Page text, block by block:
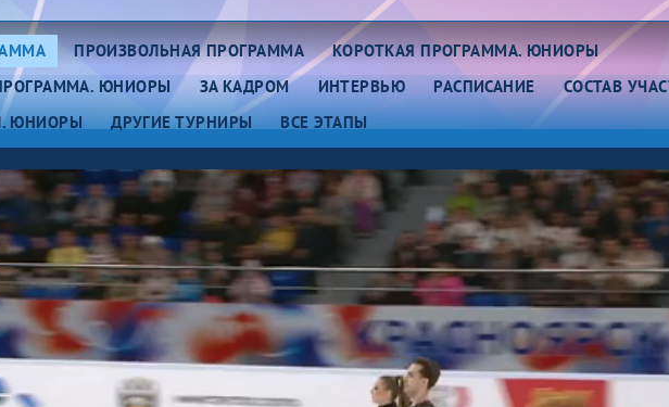
ПРОИЗВОЛЬНАЯ ПРОГРАММА
КОРОТКАЯ ПРОГРАММА. ЮНИОРЫ
ЮНИОРЫ
ЗА КАДРОМ ИНТЕРВЬЮ РАСПИСАНИЕ СОСТАВ
ЮНИОРЫ ДРУГИЕ ТУРНИРЫ
Этап III. Юниоры.
Красноярск
Этап II. Красноярск
Этап IV. Юниоры. Казань
Этап III. Казань
Этап V. Юниоры. Москва
Этап IV. Москва
ВСЕ ЭТАПЫ